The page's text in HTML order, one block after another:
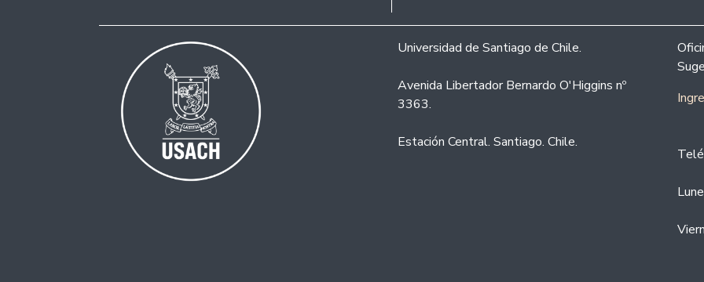
Universidad de Santiago de Chile.
Avenida Libertador Bernardo O'Higgins nº
3363.
Estación Central. Santiago. Chile.